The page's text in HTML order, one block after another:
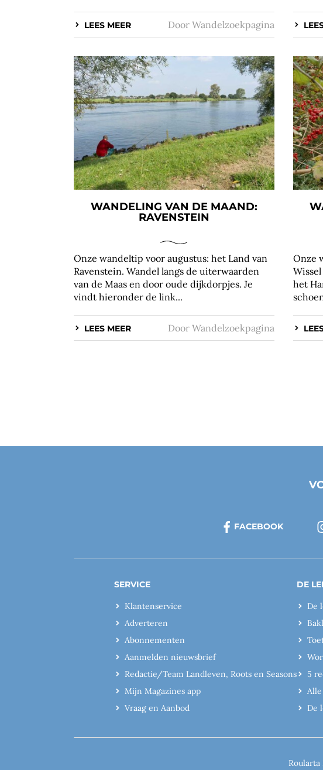
LEES MEER Door Wandelzoekpagina
WANDELING VAN DE MAAND:
RAVENSTEIN
Onze wandeltip voor augustus: het Land van
Ravenstein. Wandel langs de uiterwaarden
van de Maas en door oude dijkdorpjes. Je
vindt hieronder de link...
LEES MEER Door Wandelzoekpagina
Onze
het
FACEBOOK
SERVICE
Klantenservice
Adverteren
Abonnementen
Aanmelden nieuwsbrief
Redactie/Team Landleven, Roots en Seasons
Mijn Magazines app
Vraag en Aanbod
DE
De
5
De